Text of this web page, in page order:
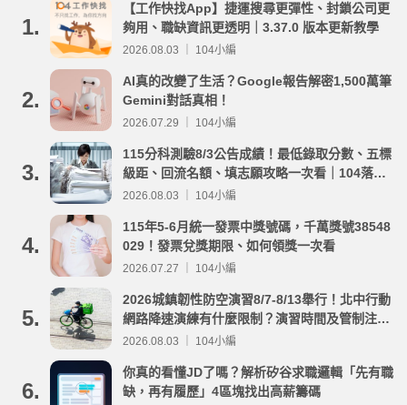
1.
【工作快找App】捷運搜尋更彈性、封鎖公司更
夠用、職缺資訊更透明｜3.37.0 版本更新教學
2026.08.03 ｜ 104小編
2.
AI真的改變了生活？Google報告解密1,500萬筆
Gemini對話真相！
2026.07.29 ｜ 104小編
3.
115分科測驗8/3公告成績！最低錄取分數、五標
級距、回流名額、填志願攻略一次看｜104落點
分析
2026.08.03 ｜ 104小編
4.
115年5-6月統一發票中獎號碼，千萬獎號38548
029！發票兌獎期限、如何領獎一次看
2026.07.27 ｜ 104小編
5.
2026城鎮韌性防空演習8/7-8/13舉行！北中行動
網路降速演練有什麼限制？演習時間及管制注意
事項整理
2026.08.03 ｜ 104小編
6.
你真的看懂JD了嗎？解析矽谷求職邏輯「先有職
缺，再有履歷」4區塊找出高薪籌碼